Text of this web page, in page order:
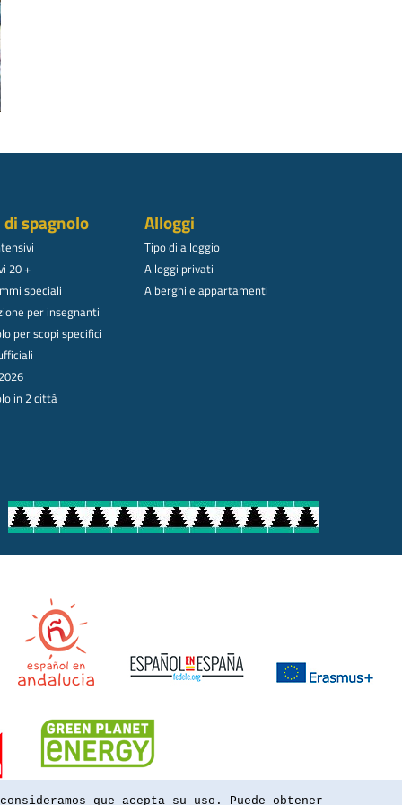
di spagnolo
20 +
speciali
per insegnanti
per scopi specifici
in 2 città
Alloggi
Tipo di alloggio
Alloggi privati
Alberghi e appartamenti
que acepta su uso. Puede obtener